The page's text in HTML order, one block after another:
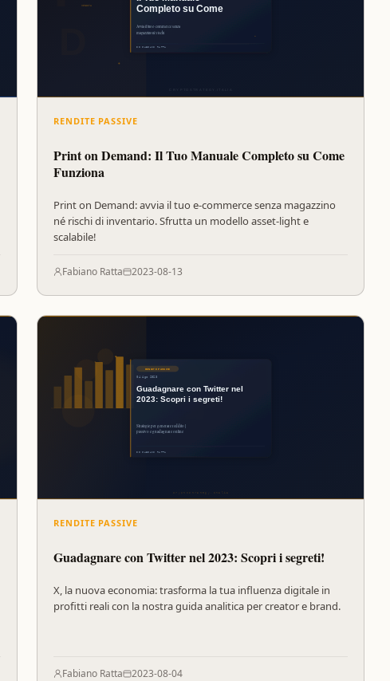
RENDITE PASSIVE
Print on Demand: Il Tuo Manuale Completo su Come
Funziona
Print on Demand: avvia il tuo e-commerce senza magazzino
né rischi di inventario. Sfrutta un modello asset-light e
scalabile!
Fabiano Ratta 2023-08-13
RENDITE PASSIVE
Guadagnare con Twitter nel 2023: Scopri i segreti!
X, la nuova economia: trasforma la tua influenza digitale in
profitti reali con la nostra guida analitica per creator e brand.
Fabiano Ratta 2023-08-04